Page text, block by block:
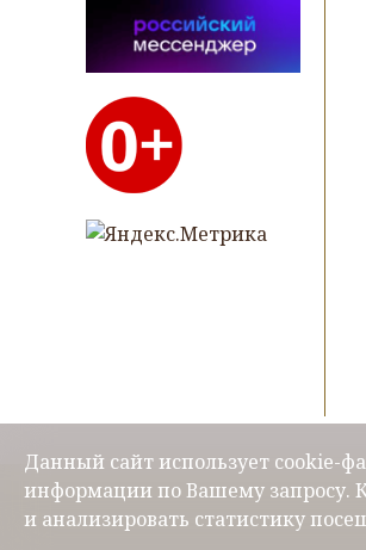
Данный сайт использует cookie-
информации по Вашему запросу.
и анализировать статистику